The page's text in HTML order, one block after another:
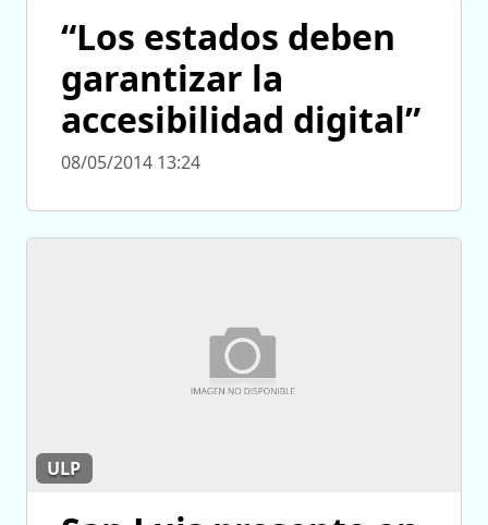
“Los estados deben
garantizar la
accesibilidad digital”
08/05/2014 13:24
ULP